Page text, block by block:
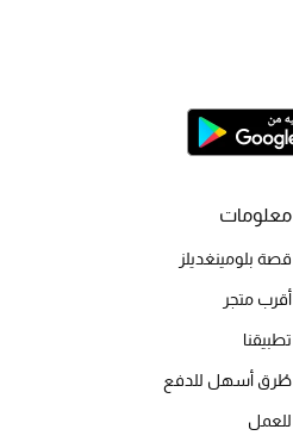
معلومات
قصة بلومينغديلز
أقرب متجر
تطبيقنا
طُرق أسهل للدفع
للعمل